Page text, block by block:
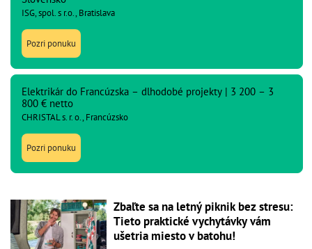
ISG, spol. s r.o., Bratislava
Pozri ponuku
Elektrikár do Francúzska – dlhodobé projekty | 3 200 – 3
800 € netto
CHRISTAL s. r. o., Francúzsko
Pozri ponuku
Zbaľte sa na letný piknik bez stresu:
Tieto praktické vychytávky vám
ušetria miesto v batohu!